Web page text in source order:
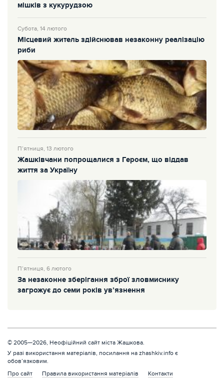
мішків з кукурудзою
Субота, 14 лютого
Місцевий житель здійснював незаконну реалізацію
риби
П’ятниця, 13 лютого
Жашківчани попрощалися з Героєм, що віддав
життя за Україну
П’ятниця, 6 лютого
За незаконне зберігання зброї зловмиснику
загрожує до семи років ув’язнення
© 2005—2026, Неофіційний сайт міста Жашкова.
У разі використання матеріалів, посилання на zhashkiv.info є
обов’язковим.
Про сайт
Правила використання матеріалів Контакти